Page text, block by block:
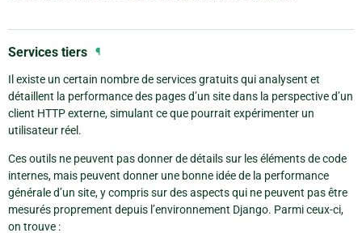
Services tiers ¶
Il existe un certain nombre de services gratuits qui analysent et
détaillent la performance des pages d’un site dans la perspective d’un
client HTTP externe, simulant ce que pourrait expérimenter un
utilisateur réel.
Ces outils ne peuvent pas donner de détails sur les éléments de code
internes, mais peuvent donner une bonne idée de la performance
générale d’un site, y compris sur des aspects qui ne peuvent pas être
mesurés proprement depuis l’environnement Django. Parmi ceux-ci,
on trouve :